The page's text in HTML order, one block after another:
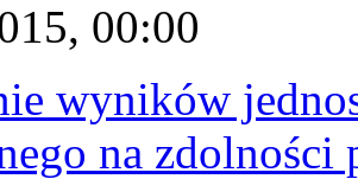
00:00
wyników
na zdolności